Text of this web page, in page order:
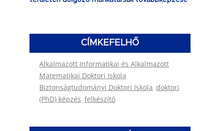
CÍMKEFELHŐ
Alkalmazott Informatikai és Alkalmazott
Matematikai Doktori Iskola
Biztonságtudományi Doktori Iskola doktori
(PhD) képzés felkészítő